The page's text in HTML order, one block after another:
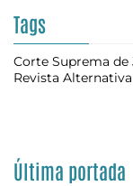
Tags
Corte Suprema de
Revista Alternativa
Última portada